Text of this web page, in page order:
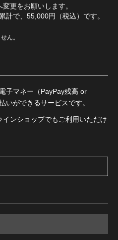
更をお願いします。
計で、55,000円（税込）です。
ん。
子マネー（PayPay残高 or
いができるサービスです。
ンショップでもご利用いただけ